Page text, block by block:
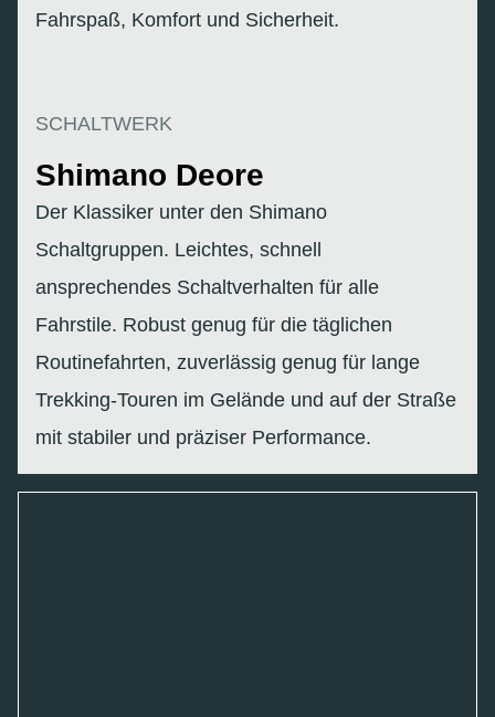
Fahrspaß, Komfort und Sicherheit.
SCHALTWERK
Shimano Deore
Der Klassiker unter den Shimano
Schaltgruppen. Leichtes, schnell
ansprechendes Schaltverhalten für alle
Fahrstile. Robust genug für die täglichen
Routinefahrten, zuverlässig genug für lange
Trekking-Touren im Gelände und auf der Straße
mit stabiler und präziser Performance.